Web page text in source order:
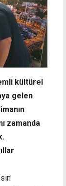
kültürel
gelen
zamanda